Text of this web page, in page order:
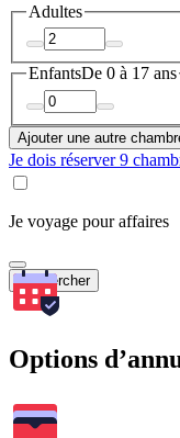
Adultes
EnfantsDe 0 à 17 ans
Ajouter une autre
Je dois réserver 9
Je voyage pour affaires
Rechercher
Options